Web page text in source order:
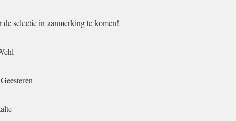
selectie in aanmerking te komen!